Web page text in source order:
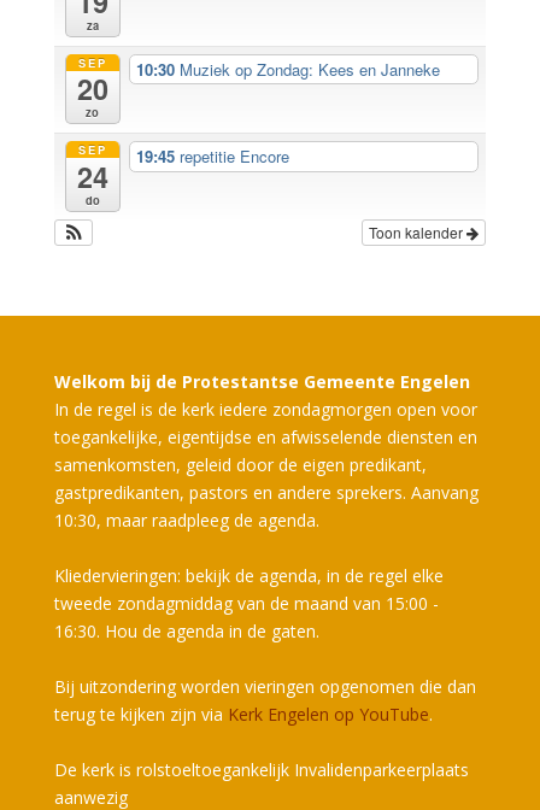
za
SEP
20
zo
10:30 Muziek op Zondag: Kees en Janneke
SEP
24
do
19:45 repetitie Encore
Toon kalender
Welkom bij de Protestantse Gemeente Engelen
In de regel is de kerk iedere zondagmorgen open voor
toegankelijke, eigentijdse en afwisselende diensten en
samenkomsten, geleid door de eigen predikant,
gastpredikanten, pastors en andere sprekers. Aanvang
10:30, maar raadpleeg de agenda.
Kliedervieringen: bekijk de agenda, in de regel elke
tweede zondagmiddag van de maand van 15:00 -
16:30. Hou de agenda in de gaten.
Bij uitzondering worden vieringen opgenomen die dan
terug te kijken zijn via Kerk Engelen op YouTube.
De kerk is rolstoeltoegankelijk Invalidenparkeerplaats
aanwezig